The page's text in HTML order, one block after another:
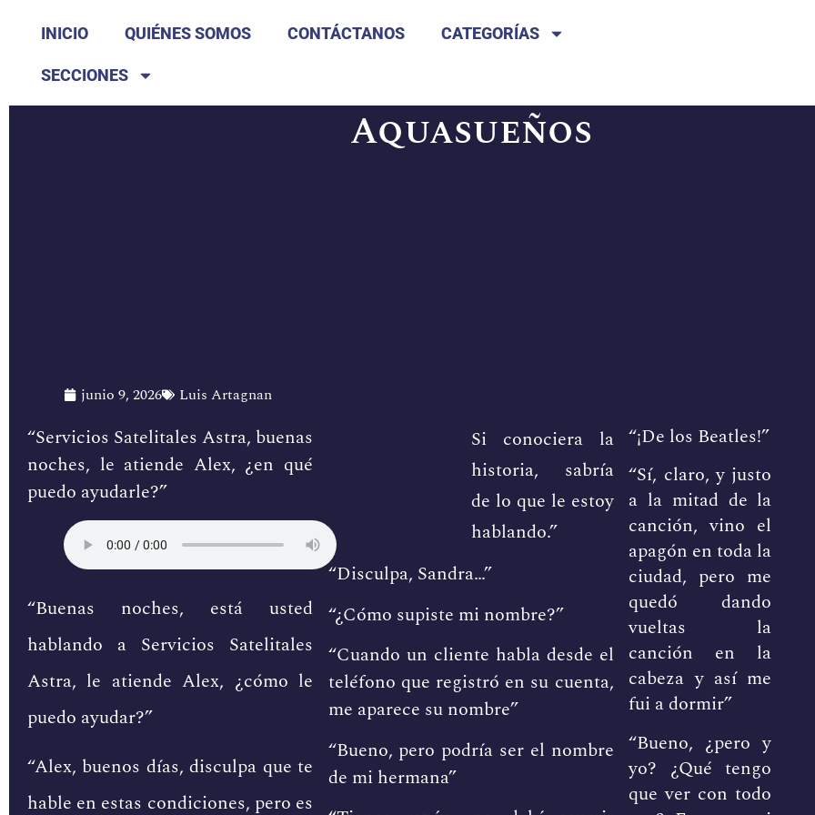
INICIO QUIÉNES SOMOS CONTÁCTANOS CATEGORÍAS
SECCIONES
Aquasueños
junio 9, 2026 Luis Artagnan
“Servicios Satelitales Astra, buenas
noches, le atiende Alex, ¿en qué
puedo ayudarle?”
“Buenas noches, está usted
hablando a Servicios Satelitales
Astra, le atiende Alex, ¿cómo le
puedo ayudar?”
“Alex, buenos días, disculpa que te
hable en estas condiciones, pero es
Si conociera la
historia, sabría
de lo que le estoy
hablando.”
“Disculpa, Sandra…”
“¿Cómo supiste mi nombre?”
“Cuando un cliente habla desde el
teléfono que registró en su cuenta,
me aparece su nombre”
“Bueno, pero podría ser el nombre
de mi hermana”
“¡De los Beatles!”
“Sí, claro, y justo
a la mitad de la
canción, vino el
apagón en toda la
ciudad, pero me
quedó dando
vueltas la
canción en la
cabeza y así me
fui a dormir”
“Bueno, ¿pero y
yo? ¿Qué tengo
que ver con todo